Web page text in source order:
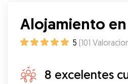
Alojamiento
5 (101
8 excelentes